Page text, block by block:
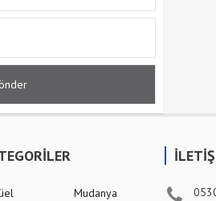
Mudanya